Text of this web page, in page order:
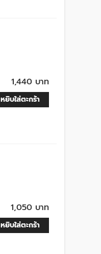
1,440 บาท
หยิบใส่ตะกร้า
1,050 บาท
หยิบใส่ตะกร้า